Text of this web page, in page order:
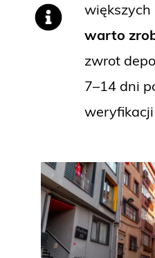
większych
warto
zwrot
7–14 dni